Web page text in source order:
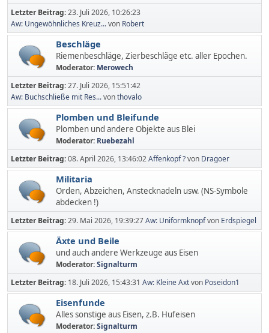
Letzter Beitrag:23. Juli 2026, 10:26:23
Aw: Ungewöhnliches Kreuz...von Robert
Beschläge
Riemenbeschläge, Zierbeschläge etc. aller Epochen.
Moderator: Merowech
Letzter Beitrag:27. Juli 2026, 15:51:42
Aw: Buchschließe mit Res...vonthovalo
Plomben und Bleifunde
Plomben und andere Objekte aus Blei
Moderator: Ruebezahl
Letzter Beitrag:08. April 2026, 13:46:02Affenkopf ?von Dragoer
Militaria
Orden, Abzeichen, Anstecknadeln usw. (NS-Symbole
abdecken !)
Letzter Beitrag:29. Mai 2026, 19:39:27Aw: Uniformknopfvon Erdspiegel
Äxte und Beile
und auch andere Werkzeuge aus Eisen
Moderator:Signalturm
Letzter Beitrag: 18. Juli 2026, 15:43:31 Aw: Kleine Axtvon Poseidon1
Eisenfunde
Alles sonstige aus Eisen, z.B. Hufeisen
Moderator:Signalturm